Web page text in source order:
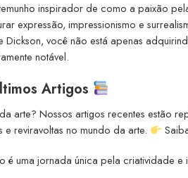
inspirador de como a paixão
expressão, impressionismo e
você não está apenas
notável.
Artigos
arte? Nossos artigos recentes estão
reviravoltas no mundo da arte.
uma jornada única pela criatividade e